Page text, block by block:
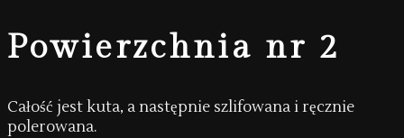
Powierzchnia nr 2
Całość jest kuta, a następnie szlifowana i ręcznie
polerowana.